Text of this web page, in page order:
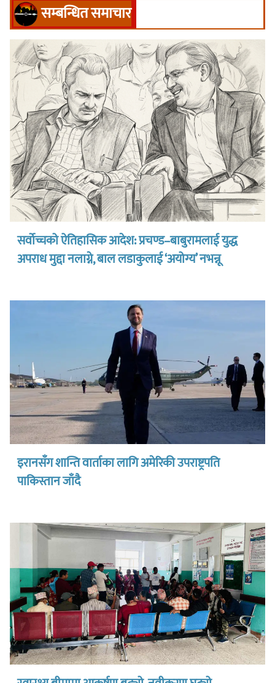
सम्बन्धित समाचार
सर्वोच्चको ऐतिहासिक आदेश: प्रचण्ड–बाबुरामलाई युद्ध
अपराध मुद्दा नलाग्ने, बाल लडाकुलाई ‘अयोग्य’ नभन्नू
इरानसँग शान्ति वार्ताका लागि अमेरिकी उपराष्ट्रपति
पाकिस्तान जाँदै